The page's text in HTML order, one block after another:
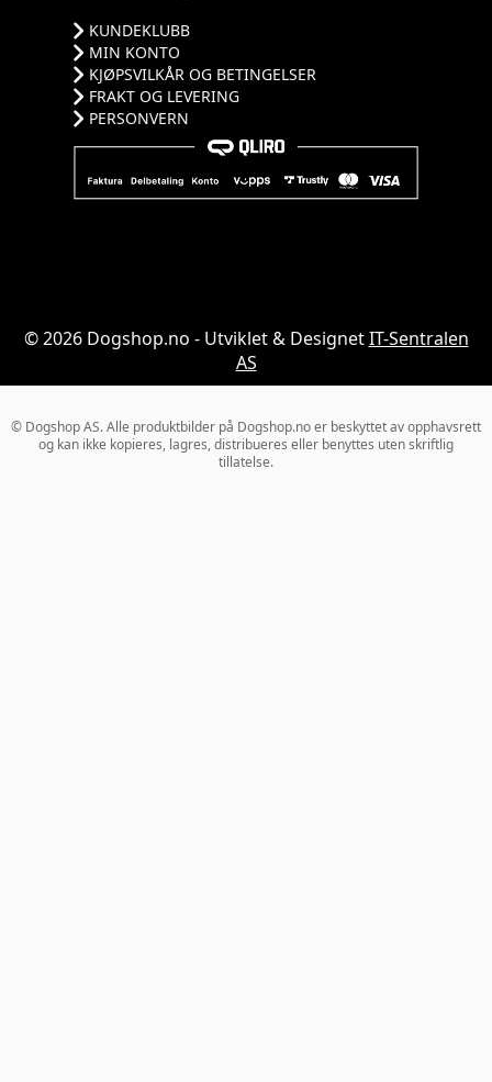
KUNDEKLUBB
MIN KONTO
KJØPSVILKÅR OG BETINGELSER
FRAKT OG LEVERING
PERSONVERN
© 2026 Dogshop.no - Utviklet & DesignetIT-Sentralen
AS
© Dogshop AS. Alle produktbilder på Dogshop.no er beskyttet av opphavsrett
og kan ikke kopieres, lagres, distribueres eller benyttes uten skriftlig
tillatelse.